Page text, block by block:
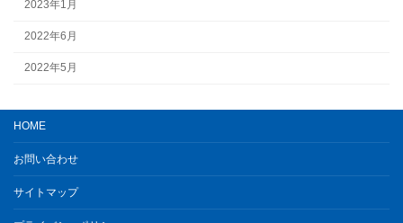
2023年1月
2022年6月
2022年5月
HOME
お問い合わせ
サイトマップ